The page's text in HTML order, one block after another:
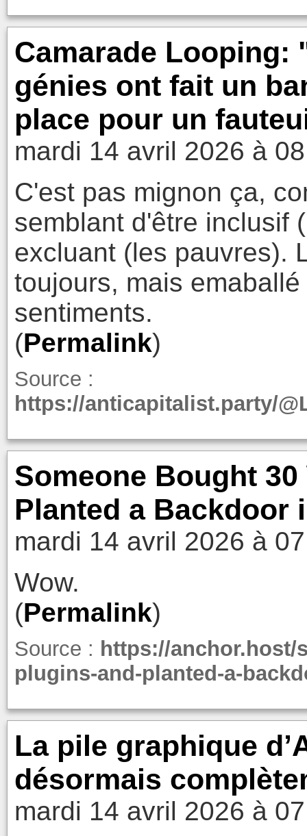
Camarade Looping:
génies ont fait un
place pour un
mardi 14 avril 2026 à
C'est pas mignon ça,
semblant d'être inclusif
excluant (les pauvres).
toujours, mais
sentiments.
(Permalink)
Source :
https://anticapitalist.party/
Someone Bought
Planted a Backdoor
mardi 14 avril 2026 à
Wow.
(Permalink)
Source : https://anchor.host/
plugins-and-planted-a-
La pile graphique
désormais
mardi 14 avril 2026 à